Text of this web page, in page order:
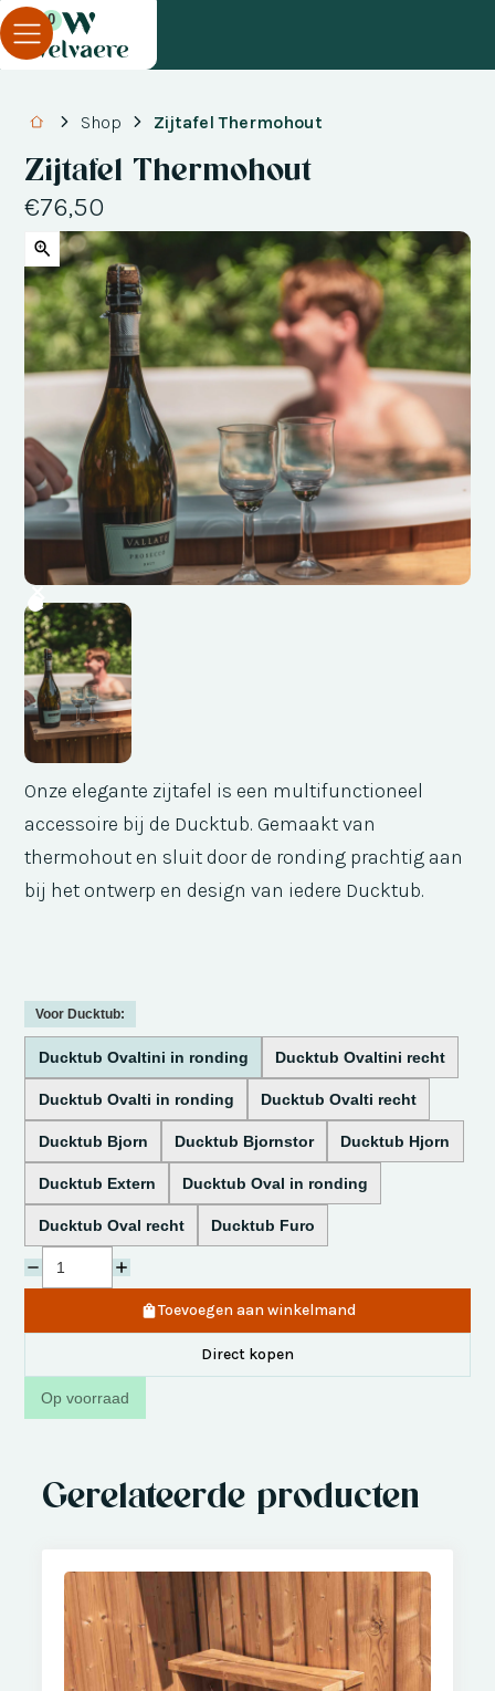
0
Shop Zijtafel Thermohout
Zijtafel Thermohout
€76,50
Onze elegante zijtafel is een multifunctioneel
accessoire bij de Ducktub. Gemaakt van
thermohout en sluit door de ronding prachtig aan
bij het ontwerp en design van iedere Ducktub.
Voor Ducktub:
Ducktub Ovaltini in ronding Ducktub Ovaltini recht
Ducktub Ovalti in ronding Ducktub Ovalti recht
Ducktub Bjorn Ducktub Bjornstor Ducktub Hjorn
Ducktub Extern Ducktub Oval in ronding
Ducktub Oval recht Ducktub Furo
Toevoegen aan winkelmand
Direct kopen
Op voorraad
Gerelateerde producten